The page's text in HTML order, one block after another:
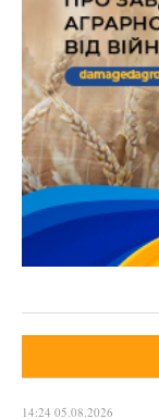
14:24 05.08.2026